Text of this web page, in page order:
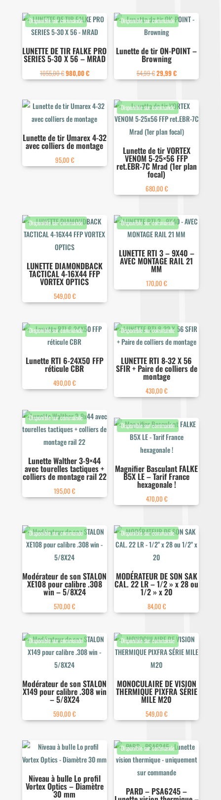
LUNETTE DE TIR FALKE PRO
SERIES 5-30 X 56 – MRAD
1055,00€Le
était :
1055,00 €.
980,00€Le
est :
980,00 €.
Lunette de tir ON-POINT –
Browning
54,99€Le
était :
54,99 €.
29,99€Le
est :
29,99 €.
Lunette de tir Umarex 4-32
avec colliers de montage
95,00 €
Lunette de tir VORTEX
VENOM 5-25×56 FFP
ret.EBR-7C Mrad (1er plan
focal)
680,00 €
LUNETTE DIAMONDBACK
TACTICAL 4-16X44 FFP
VORTEX OPTICS
549,00 €
LUNETTE RTI 3 – 9X40 –
AVEC MONTAGE RAIL 21
MM
170,00€
Lunette RTI 6-24X50 FFP
réticule CBR
490,00€
LUNETTE RTI 8-32 X 56
SFIR + Paire de colliers de
montage
430,00€
Lunette Walther 3-9×44
avec tourelles tactiques +
colliers de montage rail 22
195,00€
Magnifier Basculant FALKE
B5X LE – Tarif France
hexagonale !
470,00 €
Modérateur de son STALON
XE108 pour calibre .308
win – 5/8X24
570,00€
MODÉRATEUR DE SON SAK
CAL. 22 LR – 1/2 » x 28 ou
1/2 » x 20
84,00 €
Modérateur de son STALON
X149 pour calibre .308 win
– 5/8X24
590,00€
MONOCULAIRE DE VISION
THERMIQUE PIXFRA SÉRIE
MILE M20
549,00€
Niveau à bulle Lo profil
Vortex Optics – Diamètre
30 mm PARD – PSA6245 –